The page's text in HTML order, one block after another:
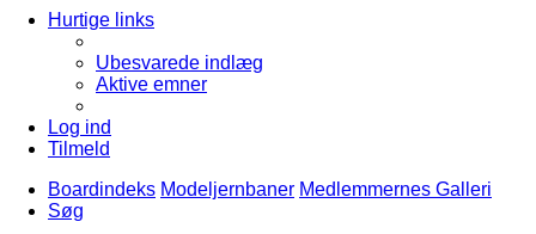
Hurtige links
Ubesvarede indlæg
Aktive emner
Log ind
Tilmeld
Boardindeks Modeljernbaner Medlemmernes Galleri
Søg